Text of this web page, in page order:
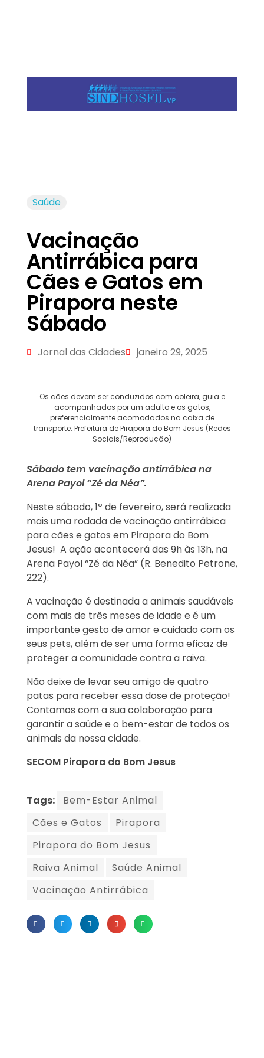
Saúde
Vacinação
Antirrábica para
Cães e Gatos em
Pirapora neste
Sábado
Jornal das Cidades janeiro 29, 2025
Os cães devem ser conduzidos com coleira, guia e
acompanhados por um adulto e os gatos,
preferencialmente acomodados na caixa de
transporte. Prefeitura de Pirapora do Bom Jesus (Redes
Sociais/Reprodução)
Sábado tem vacinação antirrábica na
Arena Payol “Zé da Néa”.
Neste sábado, 1º de fevereiro, será realizada
mais uma rodada de vacinação antirrábica
para cães e gatos em Pirapora do Bom
Jesus! A ação acontecerá das 9h às 13h, na
Arena Payol “Zé da Néa” (R. Benedito Petrone,
222).
A vacinação é destinada a animais saudáveis
com mais de três meses de idade e é um
importante gesto de amor e cuidado com os
seus pets, além de ser uma forma eficaz de
proteger a comunidade contra a raiva.
Não deixe de levar seu amigo de quatro
patas para receber essa dose de proteção!
Contamos com a sua colaboração para
garantir a saúde e o bem-estar de todos os
animais da nossa cidade.
SECOM Pirapora do Bom Jesus
Tags:
Bem-Estar Animal
Cães e Gatos
Pirapora
Pirapora do Bom Jesus
Raiva Animal
Saúde Animal
Vacinação Antirrábica